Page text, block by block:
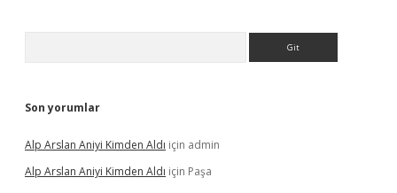
Son yorumlar
Alp Arslan Aniyi Kimden Aldı için admin
Alp Arslan Aniyi Kimden Aldı için Paşa